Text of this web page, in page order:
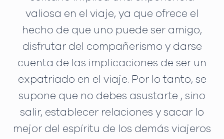
valiosa en el viaje, ya que ofrece el
hecho de que uno puede ser amigo,
disfrutar del compañerismo y darse
cuenta de las implicaciones de ser un
expatriado en el viaje. Por lo tanto, se
supone que no debes asustarte , sino
salir, establecer relaciones y sacar lo
mejor del espíritu de los demás viajeros